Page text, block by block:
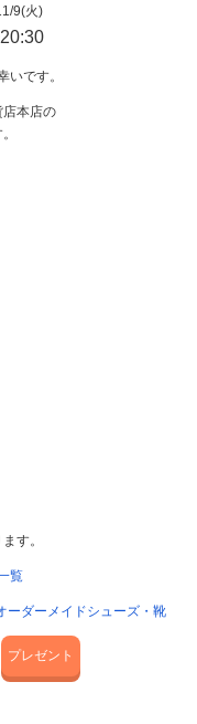
9(火)
いです。
本店の
す。
覧
ーダーメイドシューズ・靴
プレゼント